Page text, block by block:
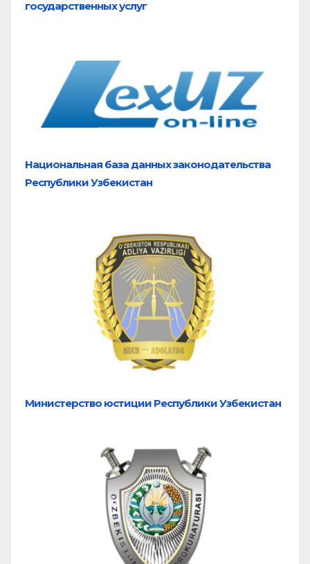
государственных услуг
Национальная база данных законодательства
Республики Узбекистан
Министерство юстиции Республики Узбекистан